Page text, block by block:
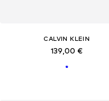
CALVIN KLEIN
139,00 €